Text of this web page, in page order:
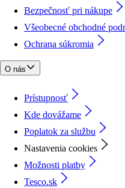
Bezpečnosť pri nákupe
Všeobecné obchodné
Ochrana súkromia
O nás
Prístupnosť
Kde dovážame
Poplatok za službu
Nastavenia cookies
Možnosti platby
Tesco.sk